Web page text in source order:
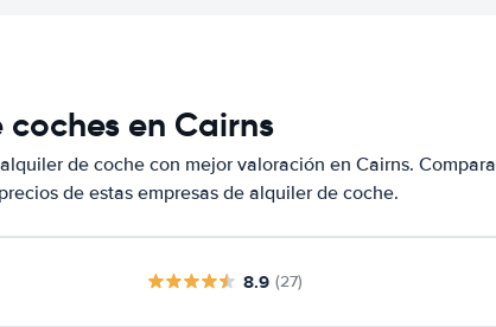
en Cairns
de coche con mejor valoración en Cairns. Compara
de estas empresas de alquiler de coche.
8.9 (27)